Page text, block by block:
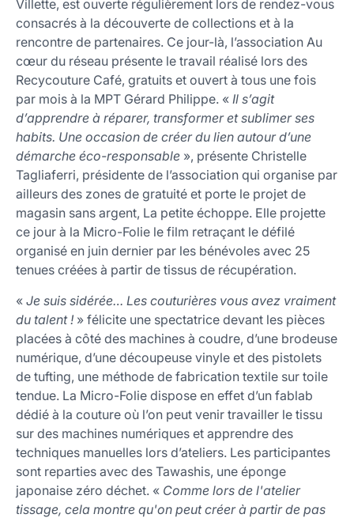
Villette, est ouverte régulièrement lors de rendez-vous
consacrés à la découverte de collections et à la
rencontre de partenaires. Ce jour-là, l’association Au
cœur du réseau présente le travail réalisé lors des
Recycouture Café, gratuits et ouvert à tous une fois
par mois à la MPT Gérard Philippe. « Il s’agit
d’apprendre à réparer, transformer et sublimer ses
habits. Une occasion de créer du lien autour d’une
démarche éco-responsable », présente Christelle
Tagliaferri, présidente de l’association qui organise par
ailleurs des zones de gratuité et porte le projet de
magasin sans argent, La petite échoppe. Elle projette
ce jour à la Micro-Folie le film retraçant le défilé
organisé en juin dernier par les bénévoles avec 25
tenues créées à partir de tissus de récupération.
« Je suis sidérée… Les couturières vous avez vraiment
du talent ! » félicite une spectatrice devant les pièces
placées à côté des machines à coudre, d’une brodeuse
numérique, d’une découpeuse vinyle et des pistolets
de tufting, une méthode de fabrication textile sur toile
tendue. La Micro-Folie dispose en effet d’un fablab
dédié à la couture où l’on peut venir travailler le tissu
sur des machines numériques et apprendre des
techniques manuelles lors d’ateliers. Les participantes
sont reparties avec des Tawashis, une éponge
japonaise zéro déchet. « Comme lors de l'atelier
tissage, cela montre qu'on peut créer à partir de pas